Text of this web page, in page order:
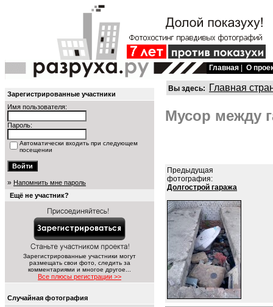
Главная О
Зарегистрированные участники
Имя пользователя:
Пароль:
Автоматически входить при следующем
посещении
» Напомнить мне пароль
Ещё не участник?
Зарегистрированные участники могут
размещать свои фото, следить за
комментариями и многое другое...
Все плюсы регистрации >>
Случайная фотография
Вы здесь: Главная
Мусор между
Предыдущая
фотография:
Долгострой гаража